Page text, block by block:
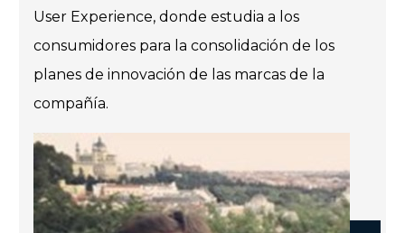
User Experience, donde estudia a los
consumidores para la consolidación de los
planes de innovación de las marcas de la
compañía.